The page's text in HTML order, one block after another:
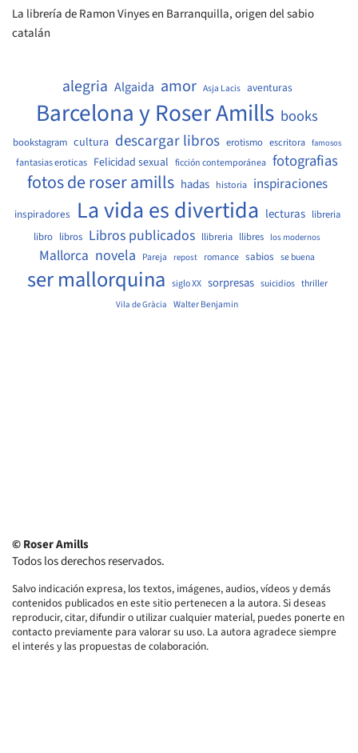
La librería de Ramon Vinyes en Barranquilla, origen del sabio
catalán
alegria Algaida amor Asja Lacis aventuras
Barcelona y Roser Amills books
bookstagram cultura descargar libros erotismo escritora famosos
fantasias eroticas Felicidad sexual ficción contemporánea fotografias
fotos de roser amills hadas historia inspiraciones
inspiradores La vida es divertida lecturas libreria
libro libros Libros publicados llibreria llibres los modernos
Mallorca novela Pareja repost romance sabios se buena
ser mallorquina siglo XX sorpresas suicidios thriller
Vila de Gràcia Walter Benjamin
© Roser Amills
Todos los derechos reservados.
Salvo indicación expresa, los textos, imágenes, audios, vídeos y demás
contenidos publicados en este sitio pertenecen a la autora. Si deseas
reproducir, citar, difundir o utilizar cualquier material, puedes ponerte en
contacto previamente para valorar su uso. La autora agradece siempre
el interés y las propuestas de colaboración.